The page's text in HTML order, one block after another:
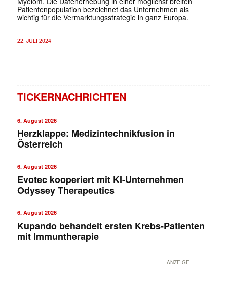
Patientenpopulation bezeichnet das Unternehmen als
wichtig für die Vermarktungsstrategie in ganz Europa.
22. JULI 2024
TICKERNACHRICHTEN
6. August 2026
Herzklappe: Medizintechnikfusion in
Österreich
6. August 2026
Evotec kooperiert mit KI-Unternehmen
Odyssey Therapeutics
6. August 2026
Kupando behandelt ersten Krebs-Patienten
mit Immuntherapie
ANZEIGE